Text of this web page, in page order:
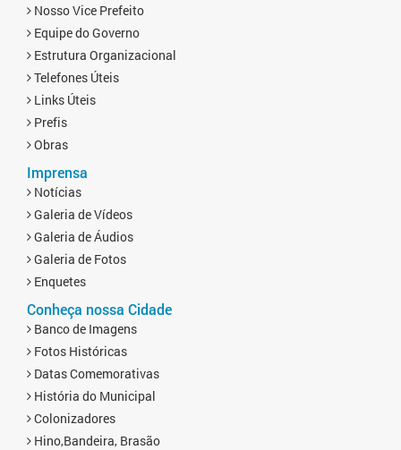
Nosso Vice Prefeito
Equipe do Governo
Estrutura Organizacional
Telefones Úteis
Links Úteis
Prefis
Obras
Imprensa
Notícias
Galeria de Vídeos
Galeria de Áudios
Galeria de Fotos
Enquetes
Conheça nossa Cidade
Banco de Imagens
Fotos Históricas
Datas Comemorativas
História do Municipal
Colonizadores
Hino,Bandeira, Brasão